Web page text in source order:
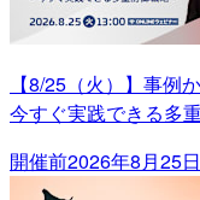
【8/25（火）】事例
今すぐ実践できる多
開催前2026年8月25